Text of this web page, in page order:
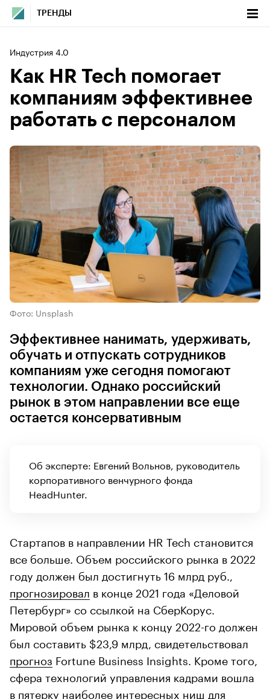
ТРЕНДЫ
Индустрия 4.0
Как HR Tech помогает
компаниям эффективнее
работать с персоналом
Фото: Unsplash
Эффективнее нанимать, удерживать,
обучать и отпускать сотрудников
компаниям уже сегодня помогают
технологии. Однако российский
рынок в этом направлении все еще
остается консервативным
Об эксперте: Евгений Вольнов, руководитель
корпоративного венчурного фонда
HeadHunter.
Стартапов в направлении HR Tech становится
все больше. Объем российского рынка в 2022
году должен был достигнуть 16 млрд руб.,
прогнозировал в конце 2021 года «Деловой
Петербург» со ссылкой на СберКорус.
Мировой объем рынка к концу 2022-го должен
был составить $23,9 млрд, свидетельствовал
прогноз Fortune Business Insights. Кроме того,
сфера технологий управления кадрами вошла
в пятерку наиболее интересных ниш для